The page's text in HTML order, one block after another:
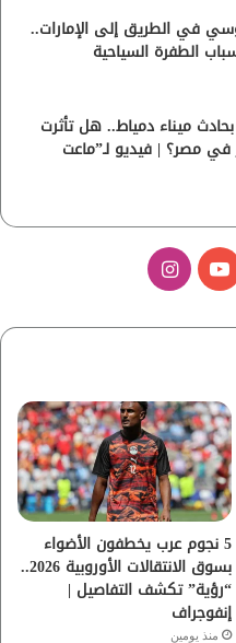
في الطريق إلى الإمارات..
الطفرة السياحية
ميناء دمياط.. هل تأثرت
في مصر؟ | فيديو لـ”ماعت
ي
و
ب
ت
ق
ر
م
5 نجوم عرب يخطفون الأضواء
بسوق الانتقالات الأوروبية 2026..
“رؤية” تكشف التفاصيل |
إنفوجراف
منذ يومين